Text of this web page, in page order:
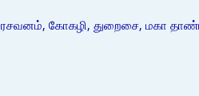
கோகழி, துறைசை, மகா